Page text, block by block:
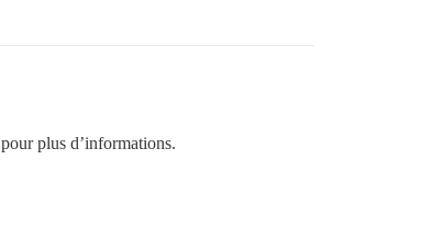
pour plus d’informations.